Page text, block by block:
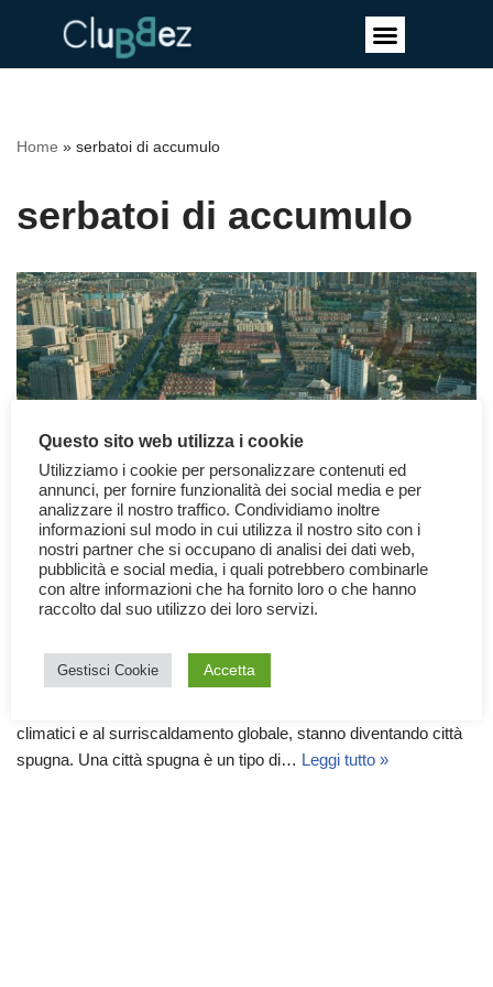
Home » serbatoi di accumulo
serbatoi di accumulo
Le Città Spugna
7 Aprile 2026 Mondo Tecnologia
climatici e al surriscaldamento globale, stanno diventando città
spugna. Una città spugna è un tipo di… Leggi tutto »
Questo sito web utilizza i cookie
Utilizziamo i cookie per personalizzare contenuti ed
annunci, per fornire funzionalità dei social media e per
analizzare il nostro traffico. Condividiamo inoltre
informazioni sul modo in cui utilizza il nostro sito con i
nostri partner che si occupano di analisi dei dati web,
pubblicità e social media, i quali potrebbero combinarle
con altre informazioni che ha fornito loro o che hanno
raccolto dal suo utilizzo dei loro servizi.
Gestisci Cookie Accetta